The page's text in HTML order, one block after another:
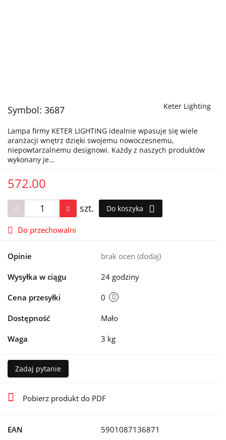
Symbol: 3687 Keter Lighting
Lampa firmy KETER LIGHTING idealnie wpasuje się wiele
aranżacji wnętrz dzięki swojemu nowoczesnemu,
niepowtarzalnemu designowi. Każdy z naszych produktów
wykonany je…
572.00
szt. Do koszyka
Do przechowalni
Opinie brak ocen (dodaj)
Wysyłka w ciągu 24 godziny
Cena przesyłki 0
Dostępność Mało
Waga 3 kg
Zadaj pytanie
Pobierz produkt do PDF
EAN 5901087136871